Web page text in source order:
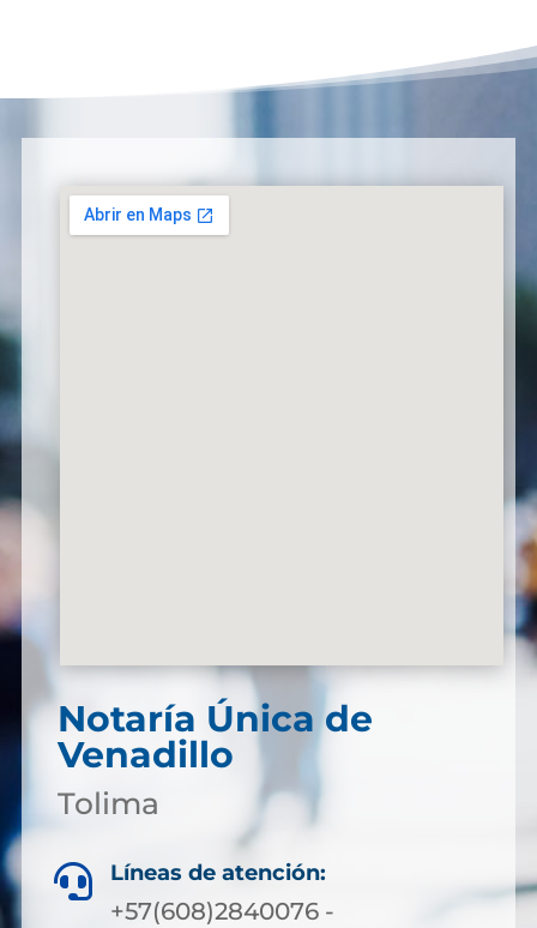
Notaría Única de
Venadillo
Tolima
 Líneas de atención:
+57(608)2840076 -